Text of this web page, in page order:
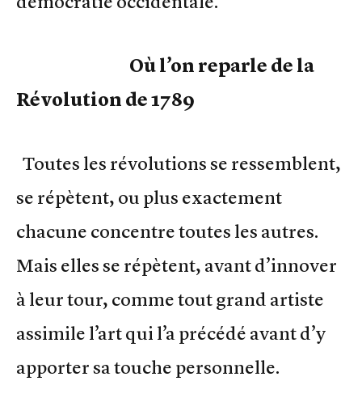
Où l’on reparle de la
Révolution de 1789
Toutes les révolutions se ressemblent,
se répètent, ou plus exactement
chacune concentre toutes les autres.
Mais elles se répètent, avant d’innover
à leur tour, comme tout grand artiste
assimile l’art qui l’a précédé avant d’y
apporter sa touche personnelle.